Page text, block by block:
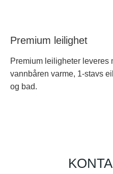
Premium leilighet
Premium leiligheter leveres
vannbåren varme, 1-stavs
og bad.